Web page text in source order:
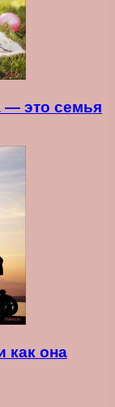
― это семья
как она